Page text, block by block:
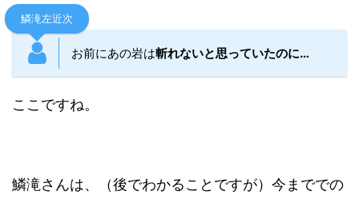
鱗滝左近次
お前にあの岩は斬れないと思っていたのに…
ここですね。
鱗滝さんは、（後でわかることですが）今まででの